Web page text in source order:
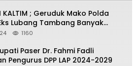
KALTIM ; Geruduk Mako Polda
Lubang Tambang Banyak
Korban
1160
Paser Dr. Fahmi Fadli
Pengurus DPP LAP 2024-2029